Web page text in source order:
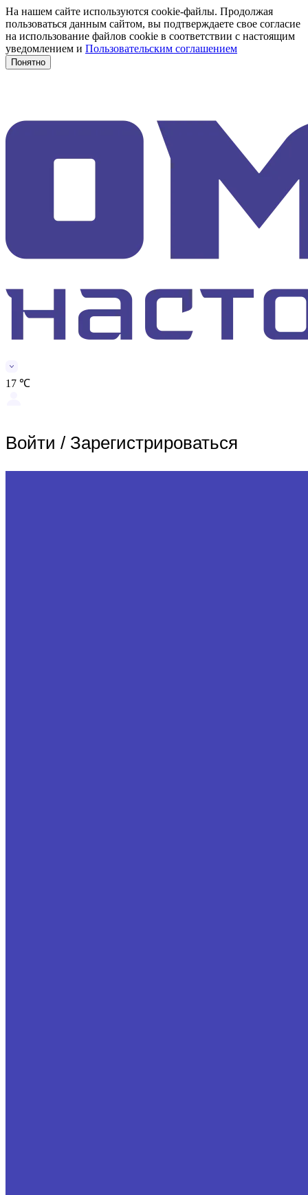
На нашем сайте используются cookie-файлы. Продолжая
пользоваться данным сайтом, вы подтверждаете свое согласие
на использование файлов cookie в соответствии с настоящим
уведомлением и Пользовательским соглашением
Понятно
17 ℃
Войти / Зарегистрироваться